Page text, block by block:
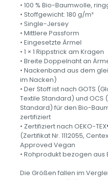
• 100 % Bio-Baumwolle,
• Stoffgewicht: 180 g/m²
• Single-Jersey
• Mittlere Passform
• Eingesetzte Ärmel
• 1 × 1 Rippstrick am Kragen
• Breite Doppelnaht an
• Nackenband aus dem
im Nacken)
• Der Stoff ist nach GOTS
Textile Standard) und OCS
Standard) für den Bio-
zertifiziert
• Zertifiziert nach OEKO-
(Zertifikat Nr. 1112055,
Approved Vegan
• Rohprodukt bezogen
Die Größen fallen im